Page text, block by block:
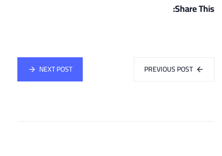
Share This:
PREVIOUS POST
NEXT POST